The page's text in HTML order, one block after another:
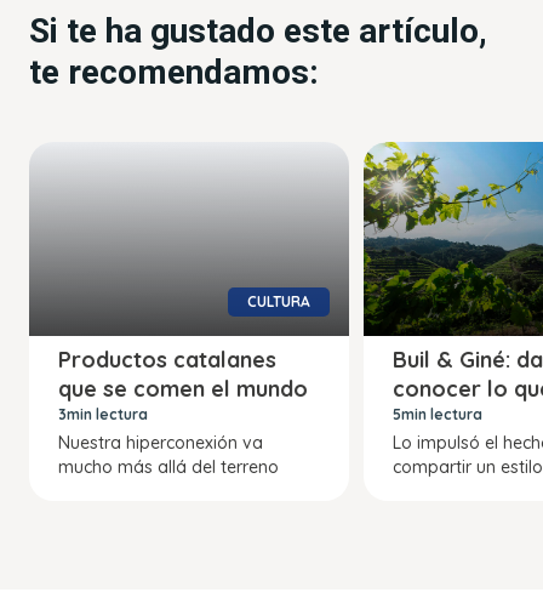
Si te ha gustado este artículo,
te recomendamos:
CULTURA
Productos catalanes
que se comen el mundo
3min lectura
Nuestra hiperconexión va
mucho más allá del terreno
Buil & Giné:
conocer lo
5min lectura
Lo impulsó el
compartir un